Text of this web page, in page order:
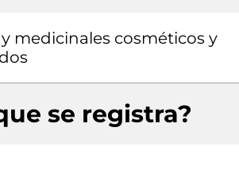
medicinales cosméticos y
se registra?